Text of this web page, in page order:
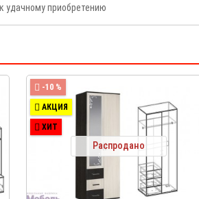
удачному приобретению
-10 %
АКЦИЯ
ХИТ
Распродано